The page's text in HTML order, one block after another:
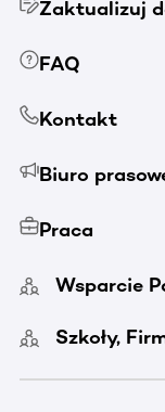
Zaktualizuj
FAQ
Kontakt
Biuro
Praca
Wsparcie
Szkoły,